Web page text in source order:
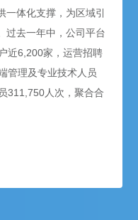
体化支撑，为区域引
过去一年中，公司平台
近6,200家，运营招聘
管理及专业技术人员
311,750人次，聚合合